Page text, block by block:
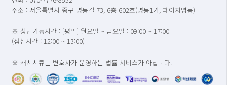
주소 : 서울특별시 중구 명동길 73, 6층 602호(명동1가, 페이지명동)
※ 상담가능시간 : [평일] 월요일 ~ 금요일 : 09:00 ~ 17:00
(점심시간 : 12:00 ~ 13:00)
※ 캐치시큐는 변호사가 운영하는 법률 서비스가 아닙니다.